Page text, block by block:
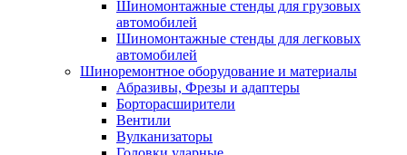
Шиномонтажные стенды для грузовых
автомобилей
Шиномонтажные стенды для легковых
автомобилей
Шиноремонтное оборудование и материалы
Абразивы, Фрезы и адаптеры
Борторасширители
Вентили
Вулканизаторы